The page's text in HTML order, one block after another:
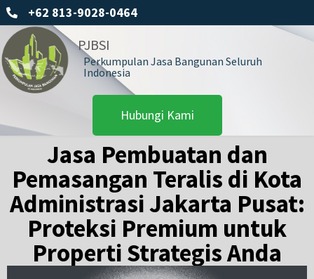
+62 813-9028-0464
PJBSI
Perkumpulan Jasa Bangunan Seluruh
Indonesia
Hubungi Kami
Jasa Pembuatan dan
Pemasangan Teralis di Kota
Administrasi Jakarta Pusat:
Proteksi Premium untuk
Properti Strategis Anda